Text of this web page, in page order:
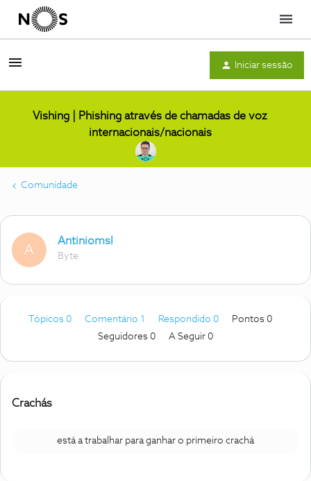
Menu
Iniciar sessão
Vishing | Phishing através de chamadas de voz
internacionais/nacionais
Comunidade
A
Antiniomsl
Byte
Tópicos 0 Comentário 1 Respondido 0
Pontos 0
Seguidores 0 A Seguir 0
Crachás
está a trabalhar para ganhar o primeiro crachá